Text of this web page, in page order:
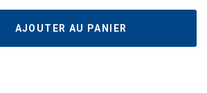
AJOUTER AU PANIER